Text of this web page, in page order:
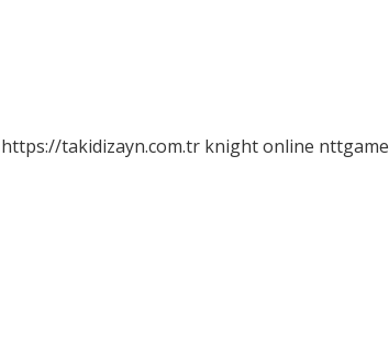
https://takidizayn.com.tr knight online nttgame